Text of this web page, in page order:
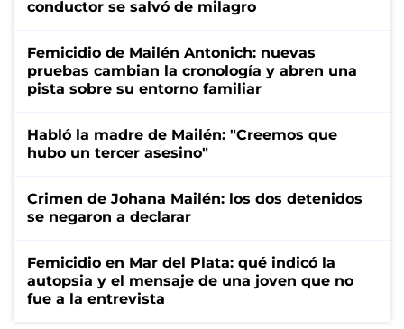
conductor se salvó de milagro
Femicidio de Mailén Antonich: nuevas
pruebas cambian la cronología y abren una
pista sobre su entorno familiar
Habló la madre de Mailén: "Creemos que
hubo un tercer asesino"
Crimen de Johana Mailén: los dos detenidos
se negaron a declarar
Femicidio en Mar del Plata: qué indicó la
autopsia y el mensaje de una joven que no
fue a la entrevista